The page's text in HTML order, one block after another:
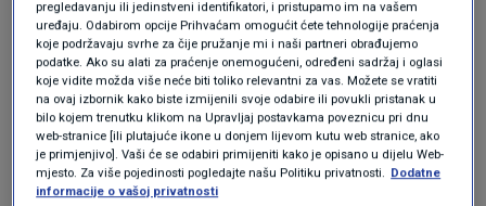
bolestima, bolestima krvožilnog sustava, s
visokim tlakom ili nekontroliranim
dijabetesom.
Groznica Zapadnog Nila prvi put je
evidentirana u Srbiji 2012. godine, a od prvog
pregledavanju ili jedinstveni identifikatori, i pristupamo im na vašem
uređaju. Odabirom opcije Prihvaćam omogućit ćete tehnologije praćenja
koje podržavaju svrhe za čije pružanje mi i naši partneri obrađujemo
podatke. Ako su alati za praćenje onemogućeni, određeni sadržaj i oglasi
koje vidite možda više neće biti toliko relevantni za vas. Možete se vratiti
na ovaj izbornik kako biste izmijenili svoje odabire ili povukli pristanak u
bilo kojem trenutku klikom na Upravljaj postavkama poveznicu pri dnu
web-stranice [ili plutajuće ikone u donjem lijevom kutu web stranice, ako
je primjenjivo]. Vaši će se odabiri primijeniti kako je opisano u dijelu Web-
mjesto. Za više pojedinosti pogledajte našu Politiku privatnosti. Dodatne
informacije o vašoj privatnosti